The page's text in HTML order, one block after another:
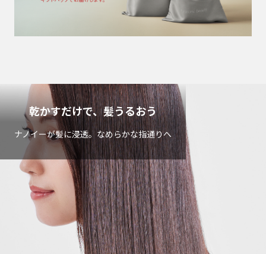
乾かすだけで、髪うるおう
ナノイーが髪に浸透。なめらかな指通りへ